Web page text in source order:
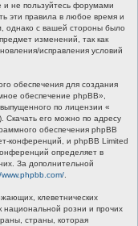
и не пользуйтесь форумами
эти правила в любое время и
однако с вашей стороны было
изменений, так как
исправления условий
обеспечения для создания
обеспечение phpBB»,
по лицензии «
Скачать его можно по адресу
обеспечения phpBB
конференций, и phpBB Limited
определяет в
За дополнительной
клеветнических
национальной розни и прочих
страны, которая